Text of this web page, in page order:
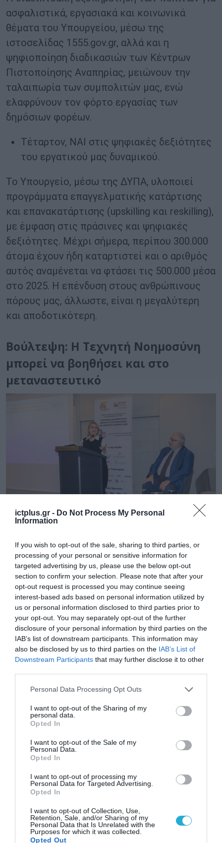
ictplus.gr - Do Not Process My Personal
Information
If you wish to opt-out of the sale, sharing to third parties, or
processing of your personal or sensitive information for
targeted advertising by us, please use the below opt-out
section to confirm your selection. Please note that after your
opt-out request is processed you may continue seeing
interest-based ads based on personal information utilized by
us or personal information disclosed to third parties prior to
your opt-out. You may separately opt-out of the further
disclosure of your personal information by third parties on the
IAB’s list of downstream participants. This information may
also be disclosed by us to third parties on the IAB’s List of
Downstream Participants that may further disclose it to other
Please note that this website/app uses one or more Google
not limited to your visit or usage behaviour. You may click to
grant or deny consent to Google and its third-party tags to
use your data for below specified purposes in below Google
consent section.
Personal Data Processing Opt Outs
I want to opt-out of the Sharing of my
personal data.
Opted In
I want to opt-out of the Sale of my
Personal Data.
Opted In
I want to opt-out of processing my
Personal Data for Targeted Advertising.
Opted In
I want to opt-out of Collection, Use,
Retention, Sale, and/or Sharing of my
Personal Data that Is Unrelated with the
Purposes for which it was collected.
Opted Out
ασφαλιστικά, εργασιακά και κοινωνικά
θέματα του Υπουργείου, μέσω της
ιστοσελίδας 1555.gov.gr, αλλά και η
ψηφιοποίηση διαδικασιών των Κέντρων
Πιστοποίησης Αναπηρίας, μειώνουν την
ταλαιπωρία των συμπολιτών μας, ενώ
ελαφρύνουν τον φόρτο εργασίας των
δημόσιων φορέων.
Τέταρτον, ΝΑΙ στις ψηφιακές δεξιότητες
του εργατικού μας δυναμικού.
Το Υπουργείο, μέσω της ΔΥΠΑ, υλοποιεί
προγράμματα επαγγελματικής κατάρτισης
και επανακατάρτισης (upskilling και reskilling),
με έμφαση στις πράσινες και ψηφιακές
δεξιότητες. Μέχρι σήμερα, περίπου 300.000
άτομα έχουν ήδη καταρτιστεί και ο αριθμός
αυτός αναμένεται να φτάσει τις 500.000 μέσα
στο 2025. Η επένδυση στους ανθρώπινους
πόρους μας, άλλωστε, είναι η μεγαλύτερη
και αποδοτικότερη.
Βούλτεψη: Η Τεχνητή Νοημοσύνη
μπορεί να βοηθήσει και στο
μεταναστευτικό
Η υφυπουργός Μεταναστευτικής Πολιτικής,
Σοφία Βούλτεψη, κλείνοντας την πρώτη
ημέρα του συνεδρίου, έκανε αναφορά στην
βοήθεια της Τεχνητής Νοημοσύνης για την
διαχείριση των μεταναστευτικών ροών.
Όπως επεσήμανε η κα Βούλτεψη, η εφαρμογή
των σύγχρονων τεχνολογιών στην
λειτουργία του Κράτους, η δημιουργία του
επιτομή της δημιουργίας ενός Κράτους στην
υπηρεσία του πολίτη, στην απαλλαγή από την
γραφειοκρατία, τις πελατειακές σχέσεις και
τελικά την διαφθορά.
Η εμπειρία έχει δείξει πως όσο λιγότερο
μπαίνει ανθρώπινο χέρι στις συναλλαγές
των πολιτών με το Κράτος, όσο μειώνεται η
προσωπική επαφή του πολίτη με τις
υπηρεσίες, τόσο περισσότερο
διασφαλίζονται η διαφάνεια, η εφαρμογή των